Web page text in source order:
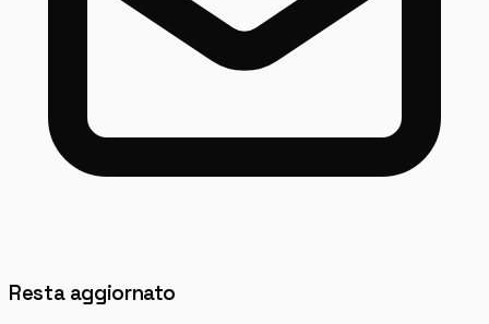
Resta aggiornato